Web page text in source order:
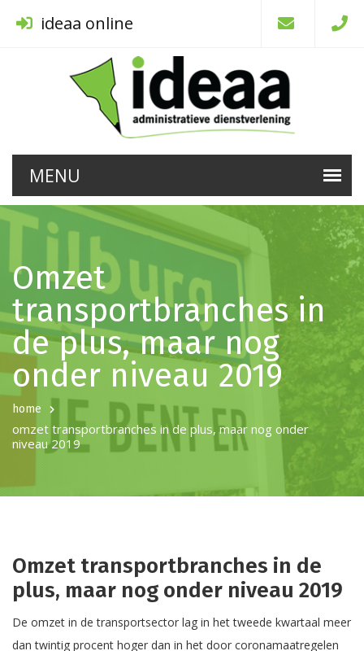
ideaa online
Omzet
transportbranches in
de plus, maar nog
onder niveau 2019
home
omzet transportbranches in de plus, maar nog onder
niveau 2019
Omzet transportbranches in de
plus, maar nog onder niveau 2019
De omzet in de transportsector lag in het tweede kwartaal meer
dan twintig procent hoger dan in het door coronamaatregelen